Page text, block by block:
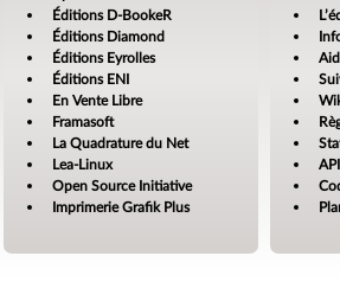
Éditions D-BookeR
Éditions Diamond
Éditions Eyrolles
Éditions ENI
En Vente Libre
Framasoft
La Quadrature du Net
Lea-Linux
Open Source Initiative
Imprimerie Grafik Plus